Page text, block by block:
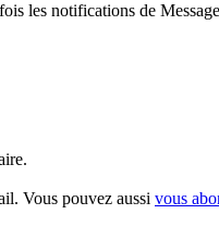
les notifications de
Vous pouvez aussi vous